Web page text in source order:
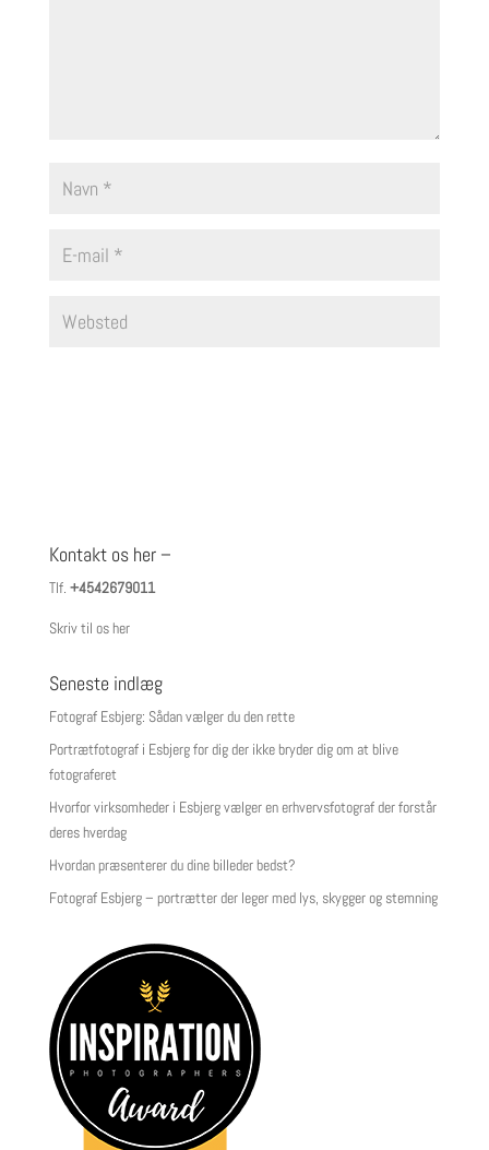
Kontakt os her –
Tlf. +4542679011
Skriv til os her
Seneste indlæg
Fotograf Esbjerg: Sådan vælger du den rette
Portrætfotograf i Esbjerg for dig der ikke bryder dig om at blive
fotograferet
Hvorfor virksomheder i Esbjerg vælger en erhvervsfotograf der forstår
deres hverdag
Hvordan præsenterer du dine billeder bedst?
Fotograf Esbjerg – portrætter der leger med lys, skygger og stemning